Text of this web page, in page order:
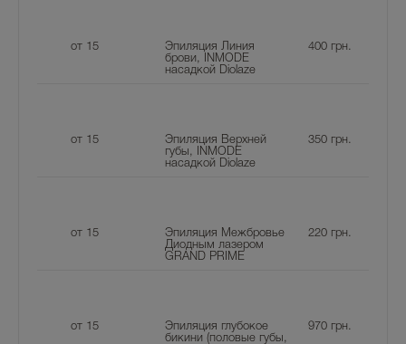
от 15
Эпиляция Линия
брови, INMODE
насадкой Diolaze
400грн.
от 15
Эпиляция Верхней
губы, INMODE
насадкой Diolaze
350грн.
от 15
Эпиляция Межбровье
Диодным лазером
GRAND PRIME
220грн.
от 15
Эпиляция глубокое
бикини (половые губы,
970грн.